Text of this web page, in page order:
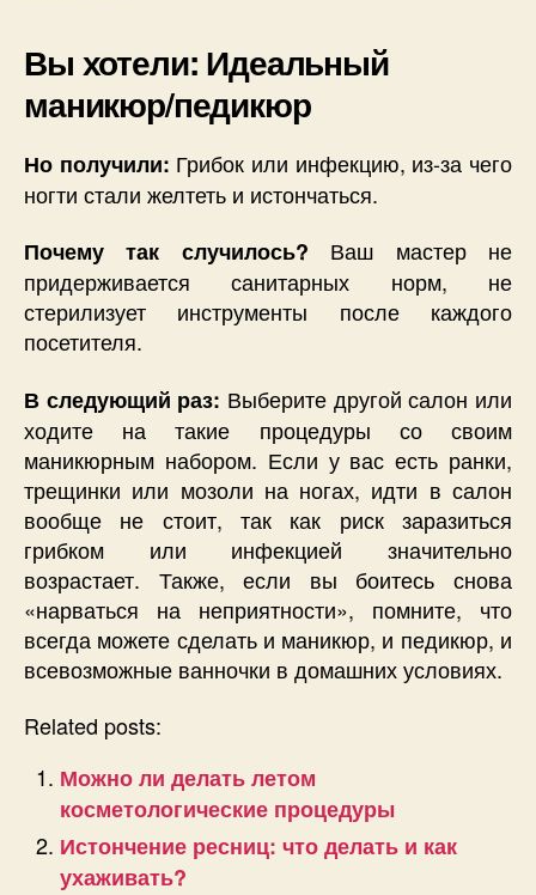
Вы хотели: Идеальный
маникюр/педикюр
Но получили: Грибок или инфекцию, из-за чего
ногти стали желтеть и истончаться.
Почему так случилось? Ваш мастер не
придерживается санитарных норм, не
стерилизует инструменты после каждого
посетителя.
В следующий раз: Выберите другой салон или
ходите на такие процедуры со своим
маникюрным набором. Если у вас есть ранки,
трещинки или мозоли на ногах, идти в салон
вообще не стоит, так как риск заразиться
грибком или инфекцией значительно
возрастает. Также, если вы боитесь снова
«нарваться на неприятности», помните, что
всегда можете сделать и маникюр, и педикюр, и
всевозможные ванночки в домашних условиях.
Related posts:
Можно ли делать летом
косметологические процедуры
Истончение ресниц: что делать и как
ухаживать?